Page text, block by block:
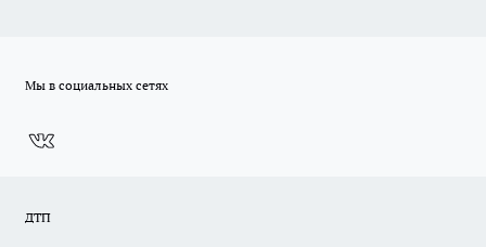
Мы в социальных сетях
ДТП